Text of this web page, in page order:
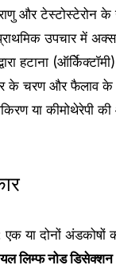
और टेस्टोस्टेरोन के
उपचार में
हटाना
चरण और फैलाव के
या कीमोथेरेपी
या दोनों अंडकोषों
लिम्फ नोड